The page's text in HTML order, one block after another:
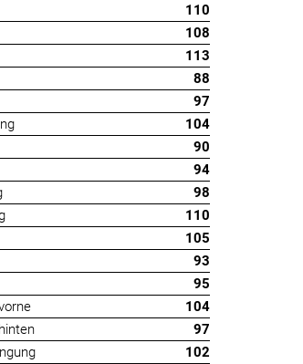
110
108
113
88
97
104
90
94
98
110
105
93
95
104
97
102